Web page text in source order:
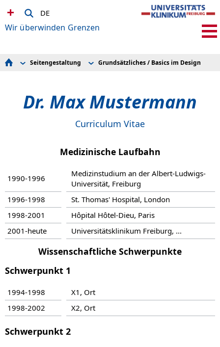
DE
Wir überwinden Grenzen
Adressen im Klinikum
Good practice
Rechtliches - Impressum
Seitengestaltung
TYPO3-Begriffe
Seitengestaltung
Sprung- / Rücksprung-Möglichkeiten
Sichtbarkeit
Grundsätzliches / Basics im Design
Dr. Max Mustermann
Curriculum Vitae
Medizinische Laufbahn
1990-1996
Medizinstudium an der Albert-Ludwigs-
Universität, Freiburg
1996-1998
St. Thomas' Hospital, London
1998-2001
Hôpital Hôtel-Dieu, Paris
2001-heute
Universitätsklinikum Freiburg, ...
Wissenschaftliche Schwerpunkte
Schwerpunkt 1
1994-1998
X1, Ort
1998-2002
X2, Ort
Schwerpunkt 2